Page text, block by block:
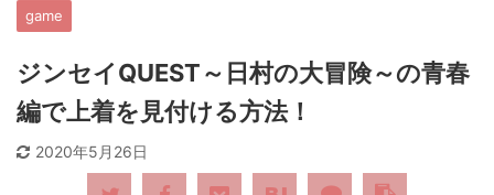
game
ジンセイQUEST～日村の大冒険～の青春
編で上着を見付ける方法！
2020年5月26日